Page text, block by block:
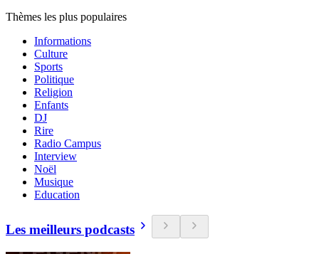
Thèmes les plus populaires
Informations
Culture
Sports
Politique
Religion
Enfants
DJ
Rire
Radio Campus
Interview
Noël
Musique
Education
Les meilleurs podcasts